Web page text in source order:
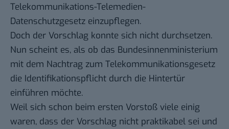
Telekommunikations-Telemedien-
Datenschutzgesetz einzupflegen.
Doch der Vorschlag konnte sich nicht durchsetzen.
Nun scheint es, als ob das Bundesinnenministerium
mit dem Nachtrag zum Telekommunikationsgesetz
die Identifikationspflicht durch die Hintertür
einführen möchte.
Weil sich schon beim ersten Vorstoß viele einig
waren, dass der Vorschlag nicht praktikabel sei und